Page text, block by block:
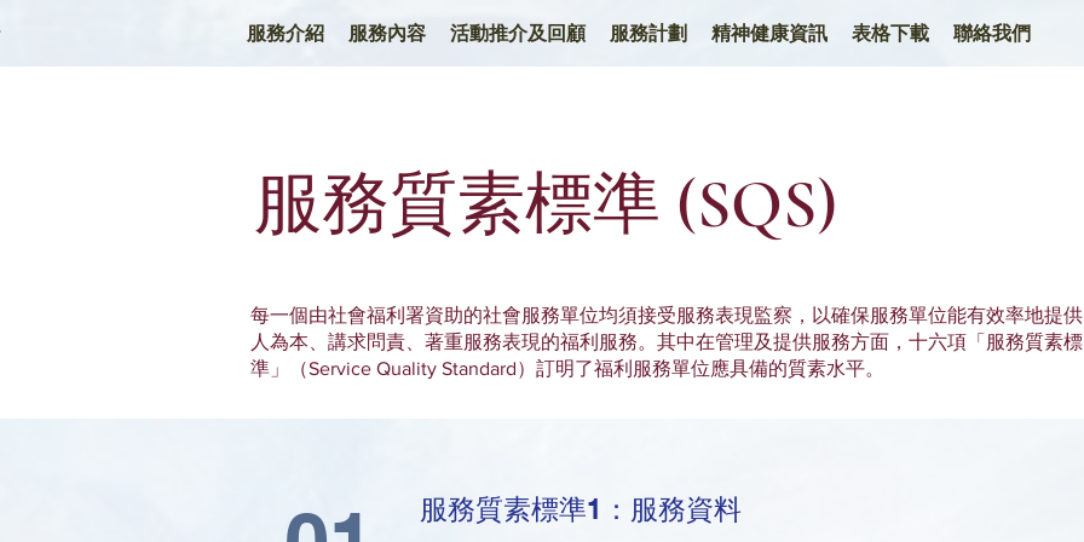
服務介紹 服務內容 活動推介及回顧 服務計劃 精神健康資訊 表格下載 聯絡我們
服務質素標準 (SQS)
每一個由社會福利署資助的社會服務單位均須接受服務表現監察，以確保服務單位能有效率地提
人為本、講求問責、著重服務表現的福利服務。其中在管理及提供服務方面，十六項「服務質素標
準」（Service Quality Standard）訂明了福利服務單位應具備的質素水平。
服務質素標準1：服務資料